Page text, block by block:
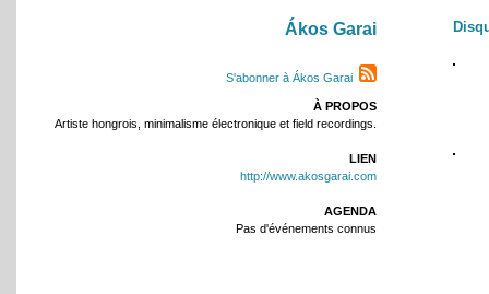
Ákos Garai
S'abonner à Ákos Garai
À PROPOS
Artiste hongrois, minimalisme électronique et field recordings.
LIEN
http://www.akosgarai.com
AGENDA
Pas d'événements connus